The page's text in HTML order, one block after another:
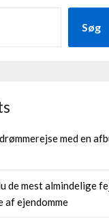
Søg
med en
de mest almindelige
af ejendomme